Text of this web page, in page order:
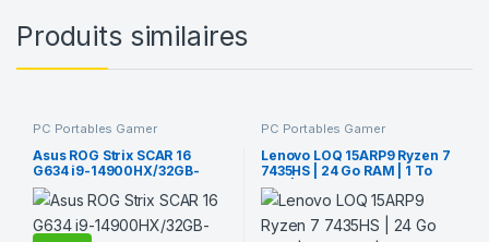
Produits similaires
PC Portables Gamer
Asus ROG Strix SCAR 16
G634 i9-14900HX/32GB-
1TB/RTX4080
PC Portables Gamer
Lenovo LOQ 15ARP9 Ryzen 7
7435HS | 24 Go RAM | 1 To
SSD | RTX 4070